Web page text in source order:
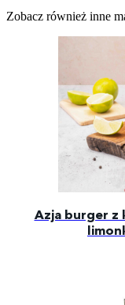
Zobacz również inne
Azja burger z